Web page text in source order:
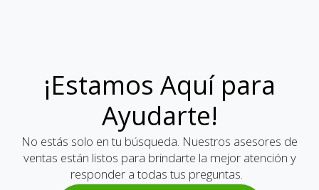
¡Estamos Aquí para
Ayudarte!
No estás solo en tu búsqueda. Nuestros asesores de
ventas están listos para brindarte la mejor atención y
responder a todas tus preguntas.